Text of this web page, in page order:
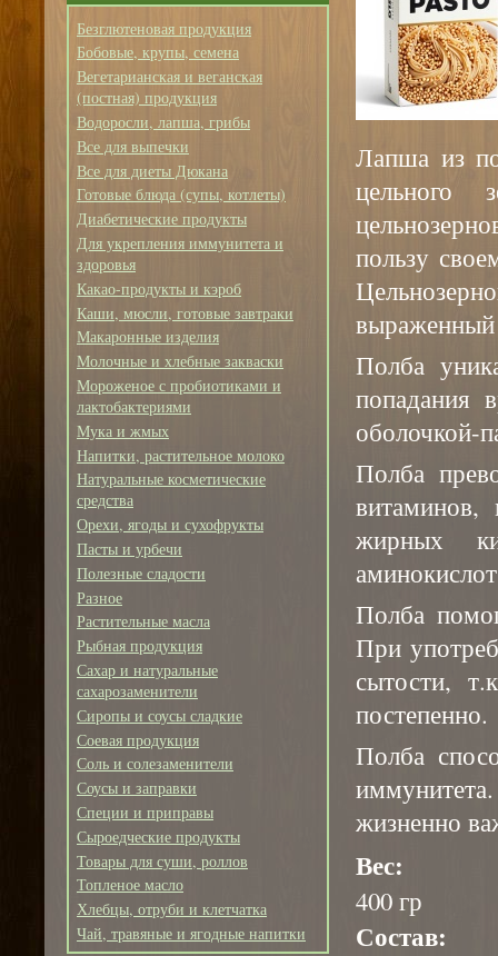
Безглютеновая продукция
Бобовые, крупы, семена
Вегетарианская и веганская
(постная) продукция
Водоросли, лапша, грибы
Все для выпечки
Все для диеты Дюкана
Готовые блюда (супы, котлеты)
Диабетические продукты
Для укрепления иммунитета и
здоровья
Какао-продукты и кэроб
Каши, мюсли, готовые завтраки
Макаронные изделия
Молочные и хлебные закваски
Мороженое с пробиотиками и
лактобактериями
Мука и жмых
Напитки, растительное молоко
Натуральные косметические
средства
Орехи, ягоды и сухофрукты
Пасты и урбечи
Полезные сладости
Разное
Растительные масла
Рыбная продукция
Сахар и натуральные
сахарозаменители
Сиропы и соусы сладкие
Соевая продукция
Соль и солезаменители
Соусы и заправки
Специи и приправы
Сыроедческие продукты
Товары для суши, роллов
Топленое масло
Хлебцы, отруби и клетчатка
Чай, травяные и ягодные напитки
Лапша из
цельного
пользу
Полба
попадания
оболочкой-
Полба
витаминов,
жирных
Полба
При
сытости,
постепенно.
Полба
жизненно
Вес:
400 гр
Состав: